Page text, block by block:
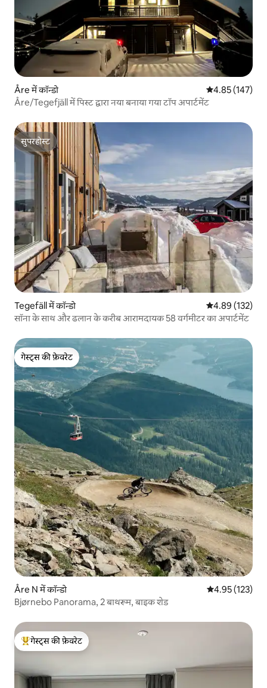
Åre में कॉन्डो औसत रेटिंग 5 में से
4.85 (147)
Åre/Tegefjäll में पिस्ट द्वारा नया बनाया गया टॉप अपार्टमेंट
सुपरहोस्ट
सुपरहोस्ट
Tegefäll में कॉन्डो औसत रेटिंग 5 में से
4.89 (132)
सॉना के साथ और ढलान के करीब आरामदायक 58 वर्गमीटर का अपार्टमेंट
गेस्ट्स की फ़ेवरेट
गेस्ट्स की फ़ेवरेट
Åre N में कॉन्डो औसत रेटिंग 5 में से
4.95 (123)
Bjørnebo Panorama, 2 बाथरूम, बाइक शेड
गेस्ट्स का टॉप फ़ेवरेट
गेस्ट्स की फ़ेवरेट